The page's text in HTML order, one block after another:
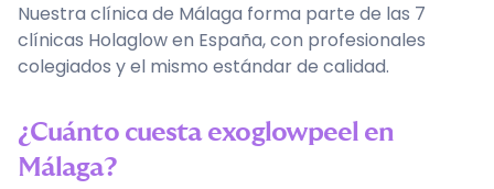
Nuestra clínica de Málaga forma parte de las 7
clínicas Holaglow en España, con profesionales
colegiados y el mismo estándar de calidad.
¿Cuánto cuesta exoglowpeel en
Málaga?